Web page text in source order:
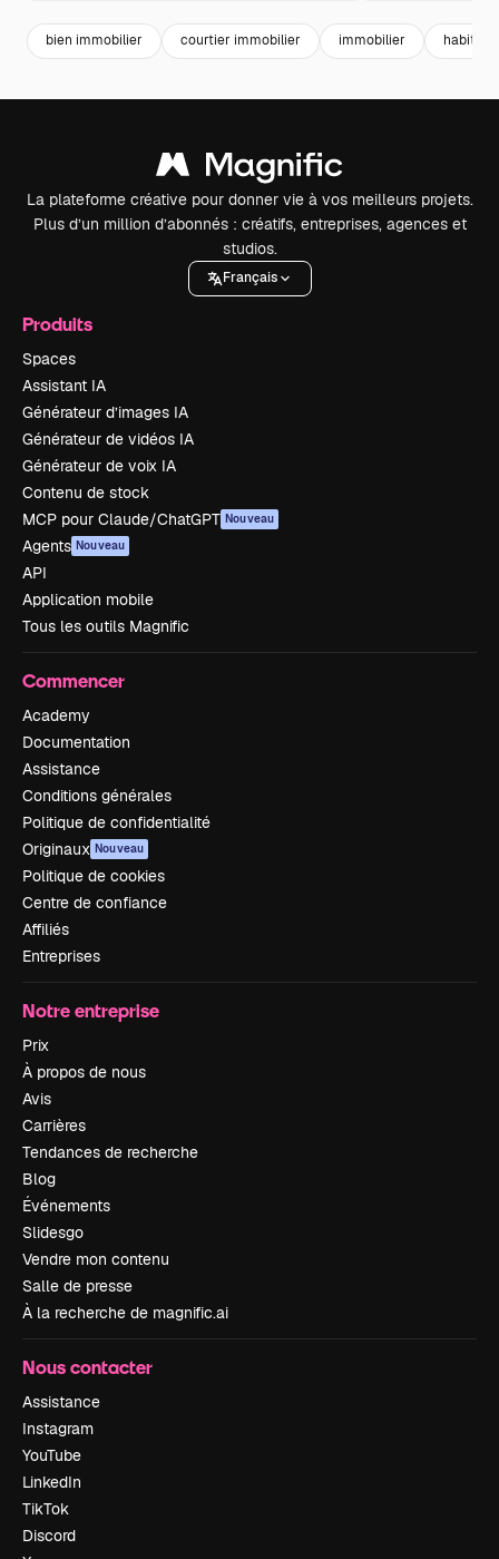
bien immobilier courtier immobilier immobilier habitat
La plateforme créative pour donner vie à vos meilleurs projets.
Plus d’un million d’abonnés : créatifs, entreprises, agences et
studios.
Français
Produits
Spaces
Assistant IA
Générateur d’images IA
Générateur de vidéos IA
Générateur de voix IA
Contenu de stock
MCP pour Claude/ChatGPT Nouveau
Agents Nouveau
API
Application mobile
Tous les outils Magnific
Commencer
Academy
Documentation
Assistance
Conditions générales
Politique de confidentialité
Originaux Nouveau
Politique de cookies
Centre de confiance
Affiliés
Entreprises
Notre entreprise
Prix
À propos de nous
Avis
Carrières
Tendances de recherche
Blog
Événements
Slidesgo
Vendre mon contenu
Salle de presse
À la recherche de magnific.ai
Nous contacter
Assistance
Instagram
YouTube
LinkedIn
TikTok
Discord